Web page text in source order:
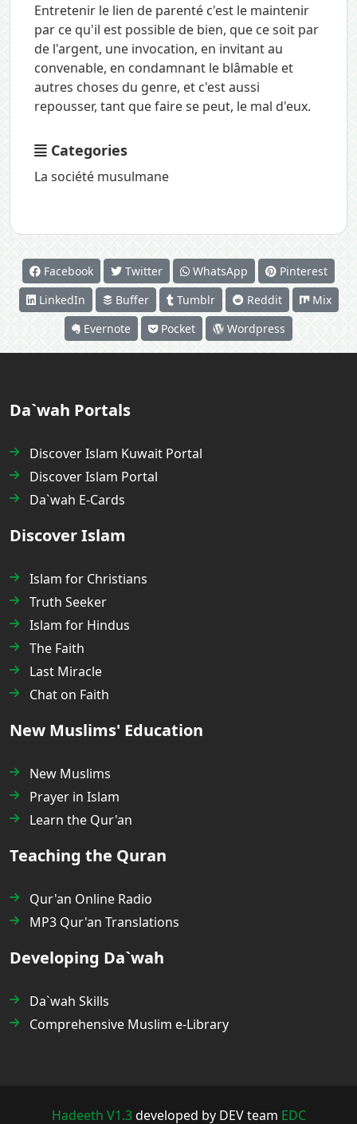
Entretenir le lien de parenté c'est le maintenir
par ce qu'il est possible de bien, que ce soit par
de l'argent, une invocation, en invitant au
convenable, en condamnant le blâmable et
autres choses du genre, et c'est aussi
repousser, tant que faire se peut, le mal d'eux.
Categories
La société musulmane
Facebook Twitter WhatsApp
Pinterest
LinkedIn
Buffer Tumblr Reddit
Mix
Evernote
Pocket Wordpress
Da`wah Portals
Discover Islam Kuwait Portal
Discover Islam Portal
Da`wah E-Cards
Discover Islam
Islam for Christians
Truth Seeker
Islam for Hindus
The Faith
Last Miracle
Chat on Faith
New Muslims' Education
New Muslims
Prayer in Islam
Learn the Qur'an
Teaching the Quran
Qur'an Online Radio
MP3 Qur'an Translations
Developing Da`wah
Da`wah Skills
Comprehensive Muslim e-Library
Hadeeth V1.3developed by DEV team EDC